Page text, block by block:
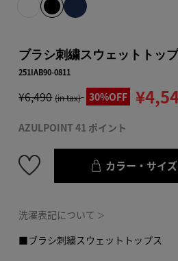
ブラシ刺繍スウェットトッ
251IAB90-0811
¥6,490 (in tax) 30%OFF
AZULPOINT 41 ポイント
カラー・サイ
洗濯表記について ＞
■ブラシ刺繍スウェットトップス